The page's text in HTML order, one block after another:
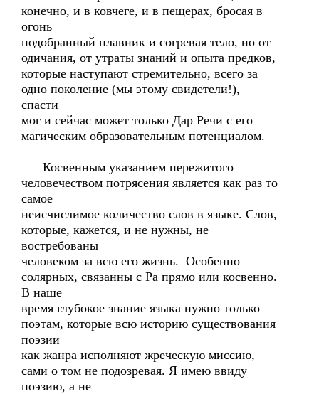
конечно, и в ковчеге, и в пещерах, бросая в
огонь
подобранный плавник и согревая тело, но от
одичания, от утраты знаний и опыта предков,
которые наступают стремительно, всего за
одно поколение (мы этому свидетели!),
спасти
мог и сейчас может только Дар Речи с его
магическим образовательным потенциалом.
Косвенным указанием пережитого
человечеством потрясения является как раз то
самое
неисчислимое количество слов в языке. Слов,
которые, кажется, и не нужны, не
востребованы
человеком за всю его жизнь. Особенно
солярных, связанны с Ра прямо или косвенно.
В наше
время глубокое знание языка нужно только
поэтам, которые всю историю существования
поэзии
как жанра исполняют жреческую миссию,
сами о том не подозревая. Я имею ввиду
поэзию, а не